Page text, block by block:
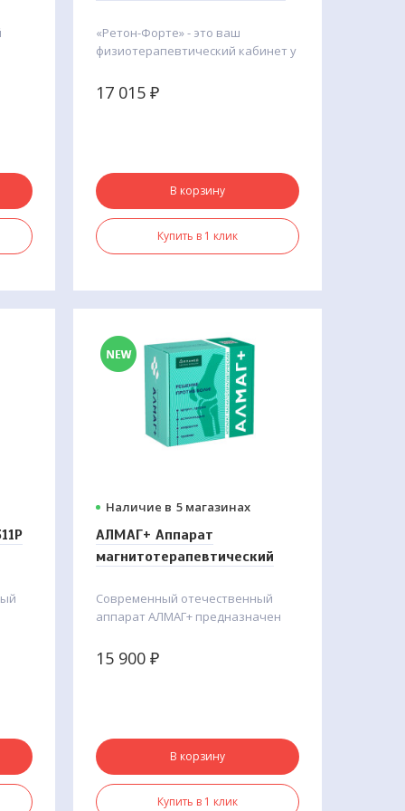
свет, фонофорез
«Ретон-Форте» - это ваш
физиотерапевтический кабинет у
Производитель:
17 015 ₽
В корзину
Купить в 1 клик
Наличие в 5 магазинах
АЛМАГ+ Аппарат
магнитотерапевтический
Современный отечественный
аппарат АЛМАГ+ предназначен
амбулаторных и домашних
Грыжа межпозвоночного
Сколиоз
Остеопороз
15 900 ₽
В корзину
Купить в 1 клик